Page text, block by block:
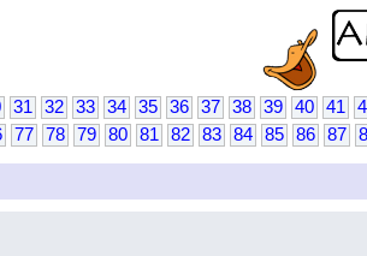
31 32 33 34 35 36 37 38 39 40 41
77 78 79 80 81 82 83 84 85 86 87